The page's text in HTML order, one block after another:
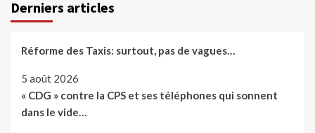
Derniers articles
Réforme des Taxis: surtout, pas de vagues…
5 août 2026
« CDG » contre la CPS et ses téléphones qui sonnent
dans le vide…